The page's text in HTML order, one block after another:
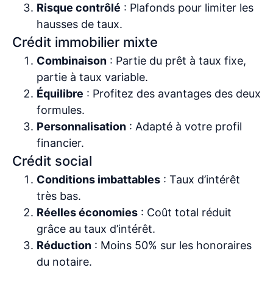
Risque contrôlé : Plafonds pour limiter les
hausses de taux.
Crédit immobilier mixte
Combinaison : Partie du prêt à taux fixe,
partie à taux variable.
Équilibre : Profitez des avantages des deux
formules.
Personnalisation : Adapté à votre profil
financier.
Crédit social
Conditions imbattables : Taux d’intérêt
très bas.
Réelles économies : Coût total réduit
grâce au taux d’intérêt.
Réduction : Moins 50% sur les honoraires
du notaire.